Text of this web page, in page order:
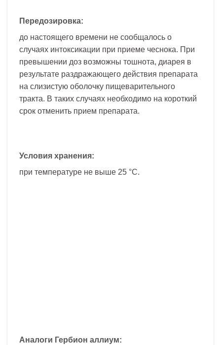
Передозировка:
до настоящего времени не сообщалось о
случаях интоксикации при приеме чеснока. При
превышении доз возможны тошнота, диарея в
результате раздражающего действия препарата
на слизистую оболочку пищеварительного
тракта. В таких случаях необходимо на короткий
срок отменить прием препарата.
Условия хранения:
при температуре не выше 25 °C.
Аналоги Гербион аллиум: